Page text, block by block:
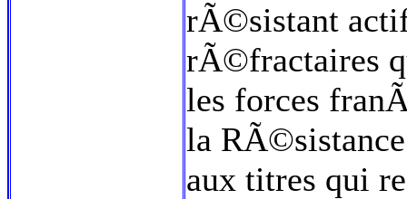
rÃ©sistant
rÃ©fractaires
les forces
la
aux titres qui